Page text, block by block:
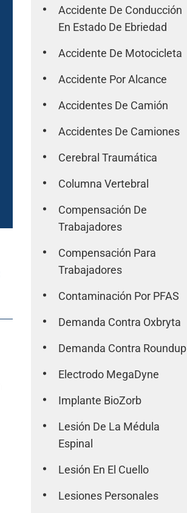
Accidente De Conducción
En Estado De Ebriedad
Accidente De Motocicleta
Accidente Por Alcance
Accidentes De Camión
Accidentes De Camiones
Cerebral Traumática
Columna Vertebral
Compensación De
Trabajadores
Compensación Para
Trabajadores
Contaminación Por PFAS
Demanda Contra Oxbryta
Demanda Contra Roundup
Electrodo MegaDyne
Implante BioZorb
Lesión De La Médula
Espinal
Lesión En El Cuello
Lesiones Personales